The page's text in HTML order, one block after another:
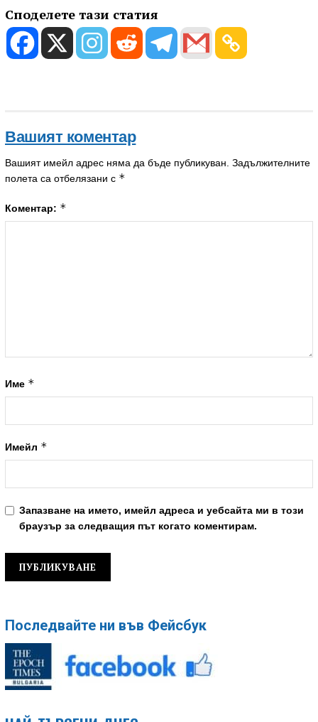
Споделете тази статия
Вашият коментар
Вашият имейл адрес няма да бъде публикуван. Задължителните
полета са отбелязани с *
Коментар: *
Име *
Имейл *
Запазване на името, имейл адреса и уебсайта ми в този
браузър за следващия път когато коментирам.
Последвайте ни във Фейсбук